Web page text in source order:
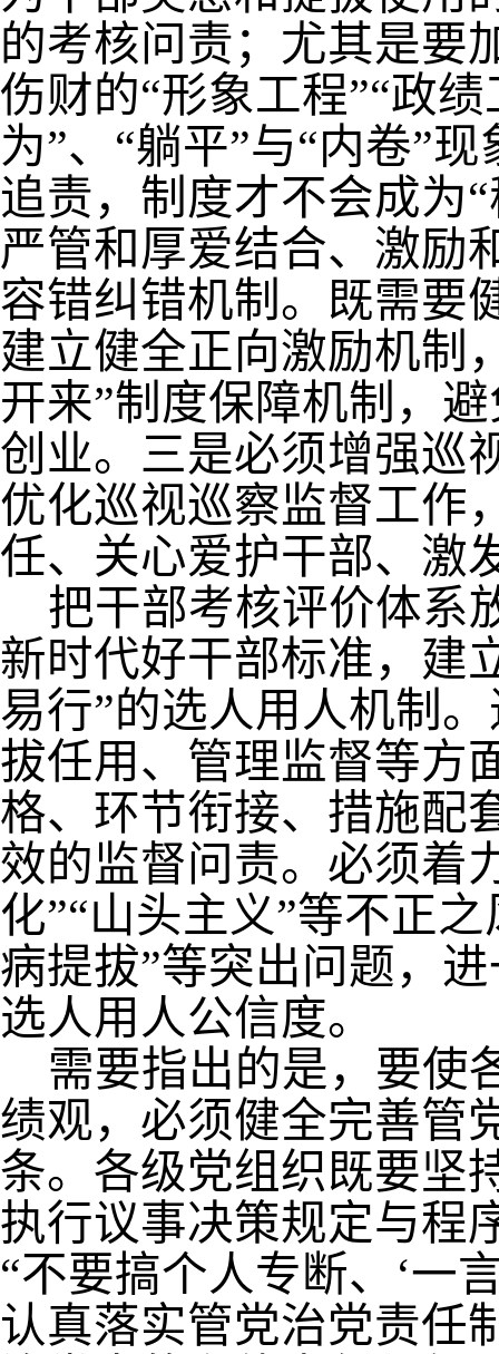
的考核问责；尤其是要
伤财的“形象工程”“政绩
为”、 “躺平”与“内卷”现
追责，制度才不会成为“
严管和厚爱结合、激励
容错纠错机制。既需要
建立健全正向激励机制
开来”制度保障机制，
创业。三是必须增强巡
优化巡视巡察监督工作
任、关心爱护干部、激
把干部考核评价体系
新时代好干部标准，建
易行”的选人用人机制
拔任用、管理监督等方
格、环节衔接、措施配
效的监督问责。必须着
化”“山头主义”等不正
病提拔”等突出问题，
选人用人公信度。
需要指出的是，要使
绩观，必须健全完善管
条。各级党组织既要坚
执行议事决策规定与程
“不要搞个人专断、 ‘一
认真落实管党治党责任